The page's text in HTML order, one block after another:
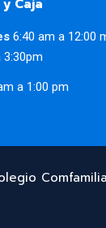
Caja
6:40 am a 12:00
3:30pm
a 1:00 pm